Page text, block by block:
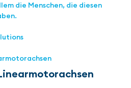
die Menschen, die diesen